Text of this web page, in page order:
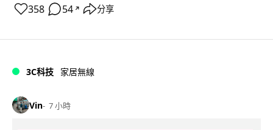
358 54 ↗ 分享
3C科技 家居無線
Vin 7 小時